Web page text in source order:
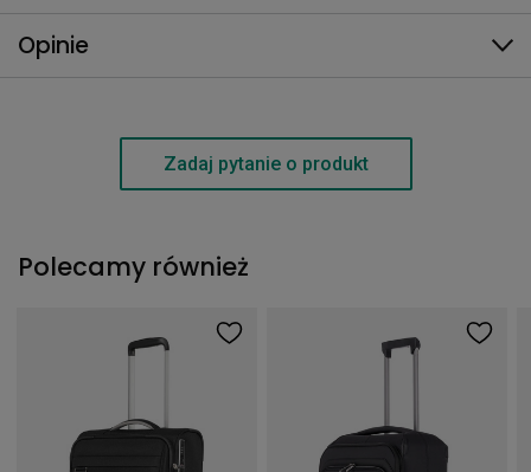
Opinie
Zadaj pytanie o produkt
Polecamy również